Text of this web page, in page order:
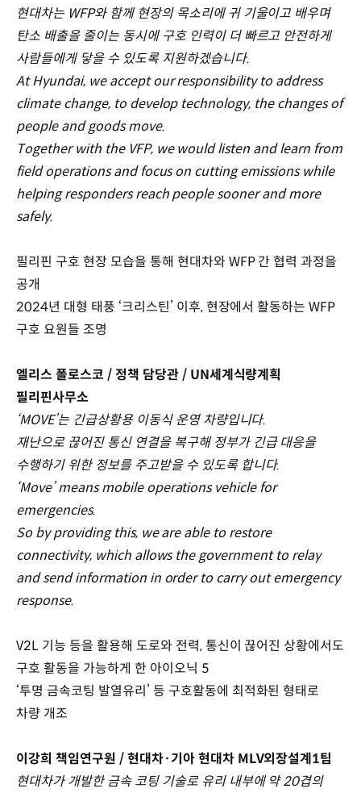
현대차는 WFP와 함께 현장의 목소리에 귀 기울이고 배우며
탄소 배출을 줄이는 동시에 구호 인력이 더 빠르고 안전하게
사람들에게 닿을 수 있도록 지원하겠습니다.
At Hyundai, we accept our responsibility to address
climate change, to develop technology, the changes of
people and goods move.
Together with the VFP, we would listen and learn from
field operations and focus on cutting emissions while
helping responders reach people sooner and more
safely.
필리핀 구호 현장 모습을 통해 현대차와 WFP 간 협력 과정을
공개
2024년 대형 태풍 ‘크리스틴’ 이후, 현장에서 활동하는 WFP
구호 요원들 조명
엘리스 폴로스코 / 정책 담당관 / UN세계식량계획
필리핀사무소
‘MOVE’는 긴급상황용 이동식 운영 차량입니다.
재난으로 끊어진 통신 연결을 복구해 정부가 긴급 대응을
수행하기 위한 정보를 주고받을 수 있도록 합니다.
‘Move’ means mobile operations vehicle for
emergencies.
So by providing this, we are able to restore
connectivity, which allows the government to relay
and send information in order to carry out emergency
response.
V2L 기능 등을 활용해 도로와 전력, 통신이 끊어진 상황에서도
구호 활동을 가능하게 한 아이오닉 5
‘투명 금속코팅 발열유리’ 등 구호활동에 최적화된 형태로
차량 개조
이강희 책임연구원 / 현대차·기아 현대차 MLV외장설계1팀
현대차가 개발한 금속 코팅 기술로 유리 내부에 약 20겹의